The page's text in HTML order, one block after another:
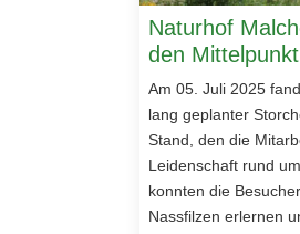
Naturhof
den Mittelpunkt
Am 05. Juli 2025
lang geplanter
Stand, den die
Leidenschaft rund
konnten die
Nassfilzen erlernen